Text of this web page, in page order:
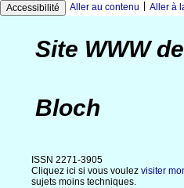
Accessibilité Aller au contenu Aller à
Site WWW
Bloch
ISSN 2271-3905
Cliquez ici si vous voulez visiter
sujets moins techniques.